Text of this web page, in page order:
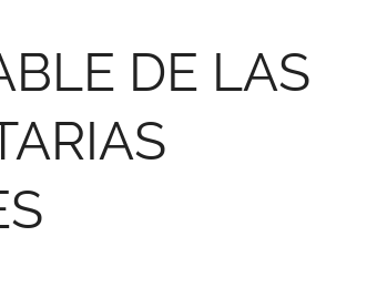
DE LAS